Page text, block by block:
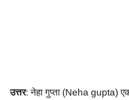
उत्तर: नेहा गुप्ता (Neha gupta)